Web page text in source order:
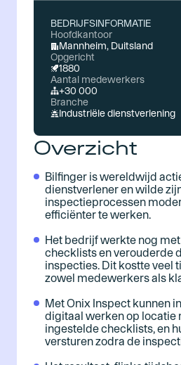
BEDRIJFSINFORMATIE
Hoofdkantoor
Mannheim, Duitsland
Opgericht
1880
Aantal medewerkers
+30 000
Branche
Industriële dienstverlening
Overzicht
Bilfinger is wereldwijd
dienstverlener en wilde
inspectieprocessen
efficiënter te werken.
Het bedrijf werkte nog
checklists en verouderde
inspecties. Dit kostte veel
zowel medewerkers als
Met Onix Inspect kunnen
digitaal werken op locatie
ingestelde checklists, en
versturen zodra de